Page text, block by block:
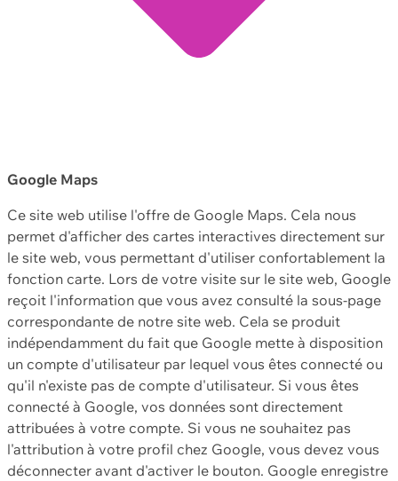
Google Maps
Ce site web utilise l'offre de Google Maps. Cela nous
permet d'afficher des cartes interactives directement sur
le site web, vous permettant d'utiliser confortablement la
fonction carte. Lors de votre visite sur le site web, Google
reçoit l'information que vous avez consulté la sous-page
correspondante de notre site web. Cela se produit
indépendamment du fait que Google mette à disposition
un compte d'utilisateur par lequel vous êtes connecté ou
qu'il n'existe pas de compte d'utilisateur. Si vous êtes
connecté à Google, vos données sont directement
attribuées à votre compte. Si vous ne souhaitez pas
l'attribution à votre profil chez Google, vous devez vous
déconnecter avant d'activer le bouton. Google enregistre